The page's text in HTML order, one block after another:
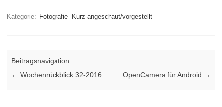
Kategorie: Fotografie Kurz angeschaut/vorgestellt
Beitragsnavigation
← Wochenrückblick 32-2016 OpenCamera für Android →